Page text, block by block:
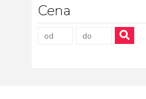
Cena